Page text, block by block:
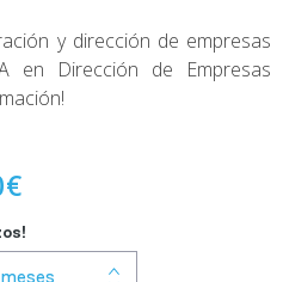
y dirección de empresas
en Dirección de Empresas
€